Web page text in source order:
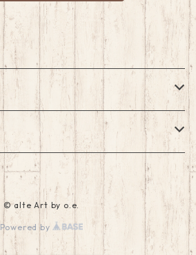
© alte Art by o.e.
Powered by